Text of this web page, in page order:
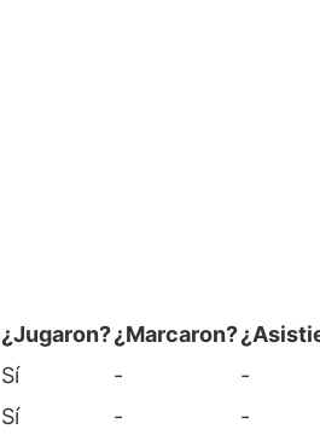
¿Jugaron?¿Marcaron?
Sí -
-
Sí -
-